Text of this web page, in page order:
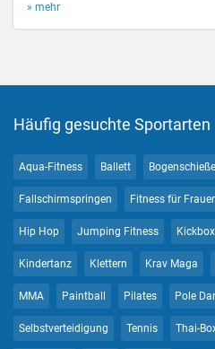
» mehr
Häufig gesuchte Sportarten
Aqua-Fitness Ballett
Fallschirmspringen Fitness für
Hip Hop Jumping Fitness
Kindertanz Klettern Krav Maga
MMA Paintball Pilates Pole
Selbstverteidigung Tennis Thai-